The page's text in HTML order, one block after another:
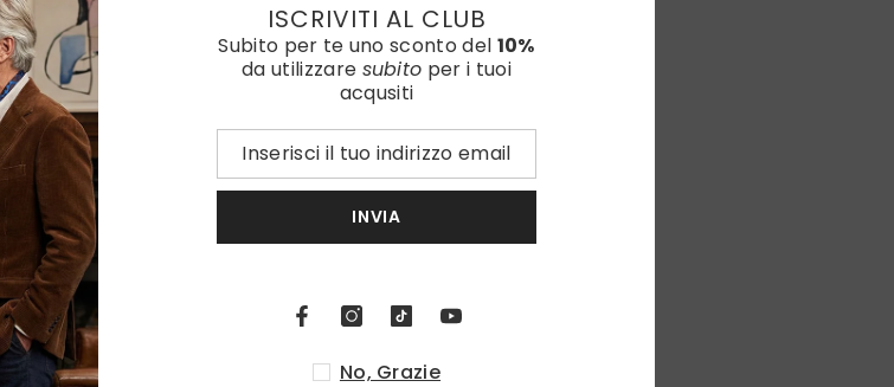
ISCRIVITI AL CLUB
Subito per te uno sconto del 10%
da utilizzare subito per i tuoi
acqusiti
INVIA
No, Grazie